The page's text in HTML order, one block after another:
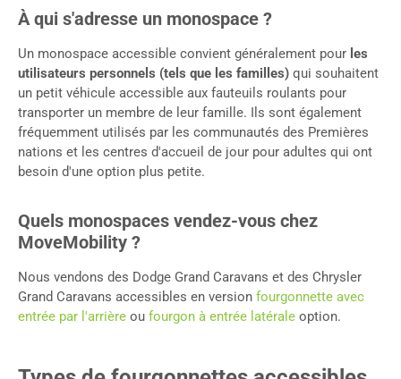
À qui s'adresse un monospace ?
Un monospace accessible convient généralement pour les
utilisateurs personnels (tels que les familles) qui souhaitent
un petit véhicule accessible aux fauteuils roulants pour
transporter un membre de leur famille. Ils sont également
fréquemment utilisés par les communautés des Premières
nations et les centres d'accueil de jour pour adultes qui ont
besoin d'une option plus petite.
Quels monospaces vendez-vous chez
MoveMobility ?
Nous vendons des Dodge Grand Caravans et des Chrysler
Grand Caravans accessibles en version fourgonnette avec
entrée par l'arrière ou fourgon à entrée latérale option.